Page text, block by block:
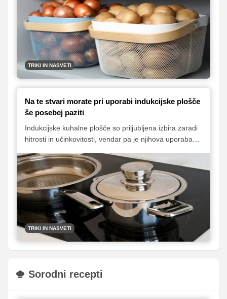
TRIKI IN NASVETI
Na te stvari morate pri uporabi indukcijske plošče
še posebej paziti
Indukcijske kuhalne plošče so priljubljena izbira zaradi
hitrosti in učinkovitosti, vendar pa je njihova uporaba
nasvetov, da boste kar najbolje izkoristili svojo
indukcijsko kuhalno ploščo.
TRIKI IN NASVETI
Sorodni recepti